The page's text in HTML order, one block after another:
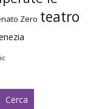
Zero teatro